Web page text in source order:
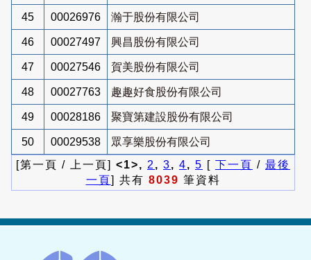
45 00026976 瀚于股份有限公司
46 00027497 興昌股份有限公司
47 00027546 賀美股份有限公司
48 00027763 趣趣好食股份有限公司
49 00028186 聚寶第建設股份有限公司
50 00029538
眾享樂股份有限公司
[第一頁 / 上一頁] <1>, 2 , 3, 4, 5 [ 下一頁 / 最後
一頁] 共有 8039 筆資料